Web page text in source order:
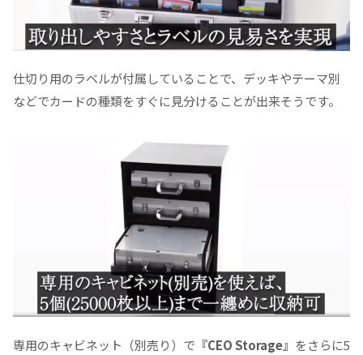
仕切り用のラベルが付属していることで、デッキやテーマ別
などでカードの種類をすぐに見分けることが出来そうです。
専用のキャビネット（別売り）で 『CEO Storage』 をさらに5